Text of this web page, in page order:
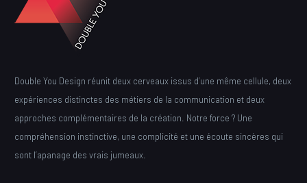
Double You Design réunit deux cerveaux issus d’une même cellule, deux
expériences distinctes des métiers de la communication et deux
approches complémentaires de la création. Notre force ? Une
compréhension instinctive, une complicité et une écoute sincères qui
sont l’apanage des vrais jumeaux.